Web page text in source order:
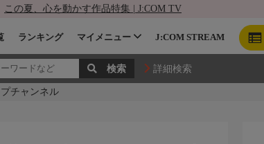
この夏、心を動かす作品特集 | J:COM TV
ランキング マイメニュー J:COM STREAM
詳細検索
チャンネル